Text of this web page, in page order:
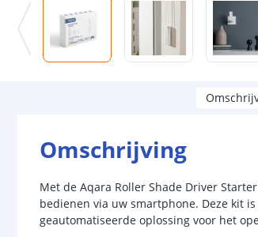
Omschrijving
Met de Aqara Roller Shade Driver
bedienen via uw smartphone. Deze kit
geautomatiseerde oplossing voor het